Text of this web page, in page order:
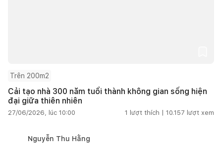
Trên 200m2
Cải tạo nhà 300 năm tuổi thành không gian sống hiện
đại giữa thiên nhiên
27/06/2026, lúc 10:00 1 lượt thích | 10.157 lượt xem
Nguyễn Thu Hằng